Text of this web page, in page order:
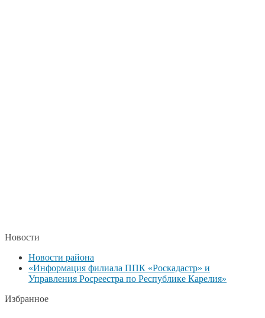
Новости
Новости района
«Информация филиала ППК «Роскадастр» и
Управления Росреестра по Республике Карелия»
Избранное